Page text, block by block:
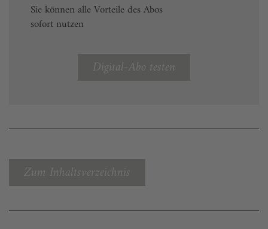
Sie können alle Vorteile des Abos
sofort nutzen
Digital-Abo testen
Zum Inhaltsverzeichnis